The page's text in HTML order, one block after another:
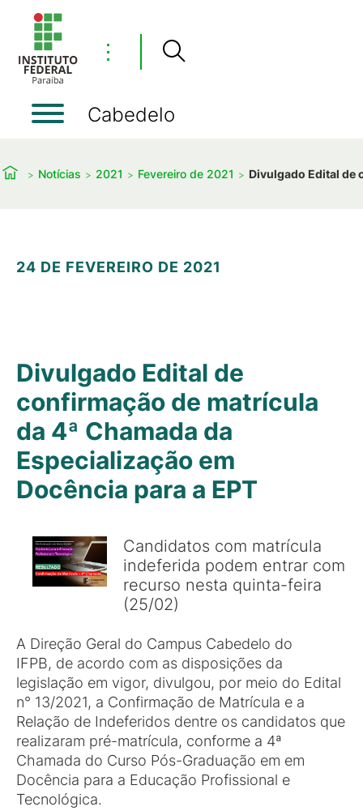
⋮
Cabedelo
Notícias 2021 Fevereiro de 2021 Divulgado Edital de
24 DE FEVEREIRO DE 2021
Divulgado Edital de
confirmação de matrícula
da 4ª Chamada da
Especialização em
Docência para a EPT
Candidatos com matrícula
indeferida podem entrar com
recurso nesta quinta-feira
(25/02)
A Direção Geral do Campus Cabedelo do
IFPB, de acordo com as disposições da
legislação em vigor, divulgou, por meio do Edital
n° 13/2021, a Confirmação de Matrícula e a
Relação de Indeferidos dentre os candidatos que
realizaram pré-matrícula, conforme a 4ª
Chamada do Curso Pós-Graduação em em
Docência para a Educação Profissional e
Tecnológica.